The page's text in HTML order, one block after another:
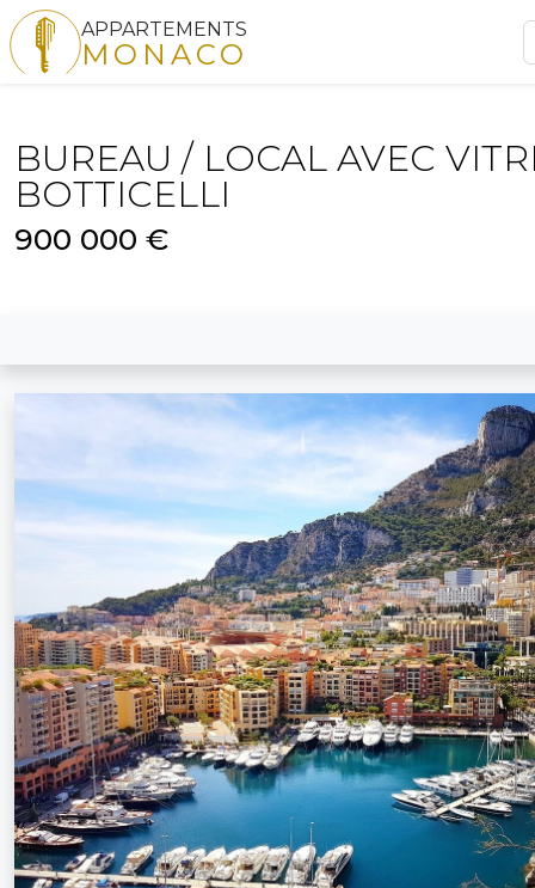
APPARTEMENTS
MONACO
BUREAU / LOCAL AVEC
BOTTICELLI
900 000 €